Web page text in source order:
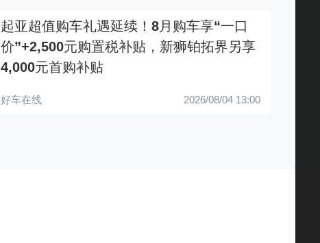
起亚超值购车礼遇延续！8月购车享“一口
价”+2,500元购置税补贴，新狮铂拓界另享
4,000元首购补贴
好车在线 2026/08/04 13:00